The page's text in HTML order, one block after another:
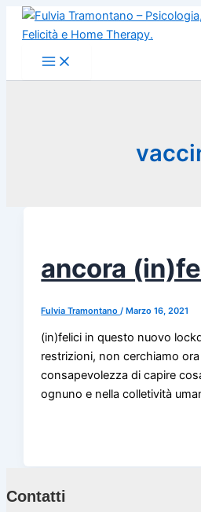
ancora
Fulvia Tramontano/Marzo 16, 2021
(in)felici in questo nuovo
restrizioni, non cerchiamo
consapevolezza di capire
ognuno e nella colletività
Contatti